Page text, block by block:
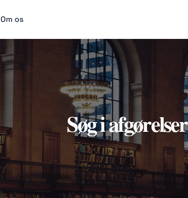
Om os
Søg i afgørelser